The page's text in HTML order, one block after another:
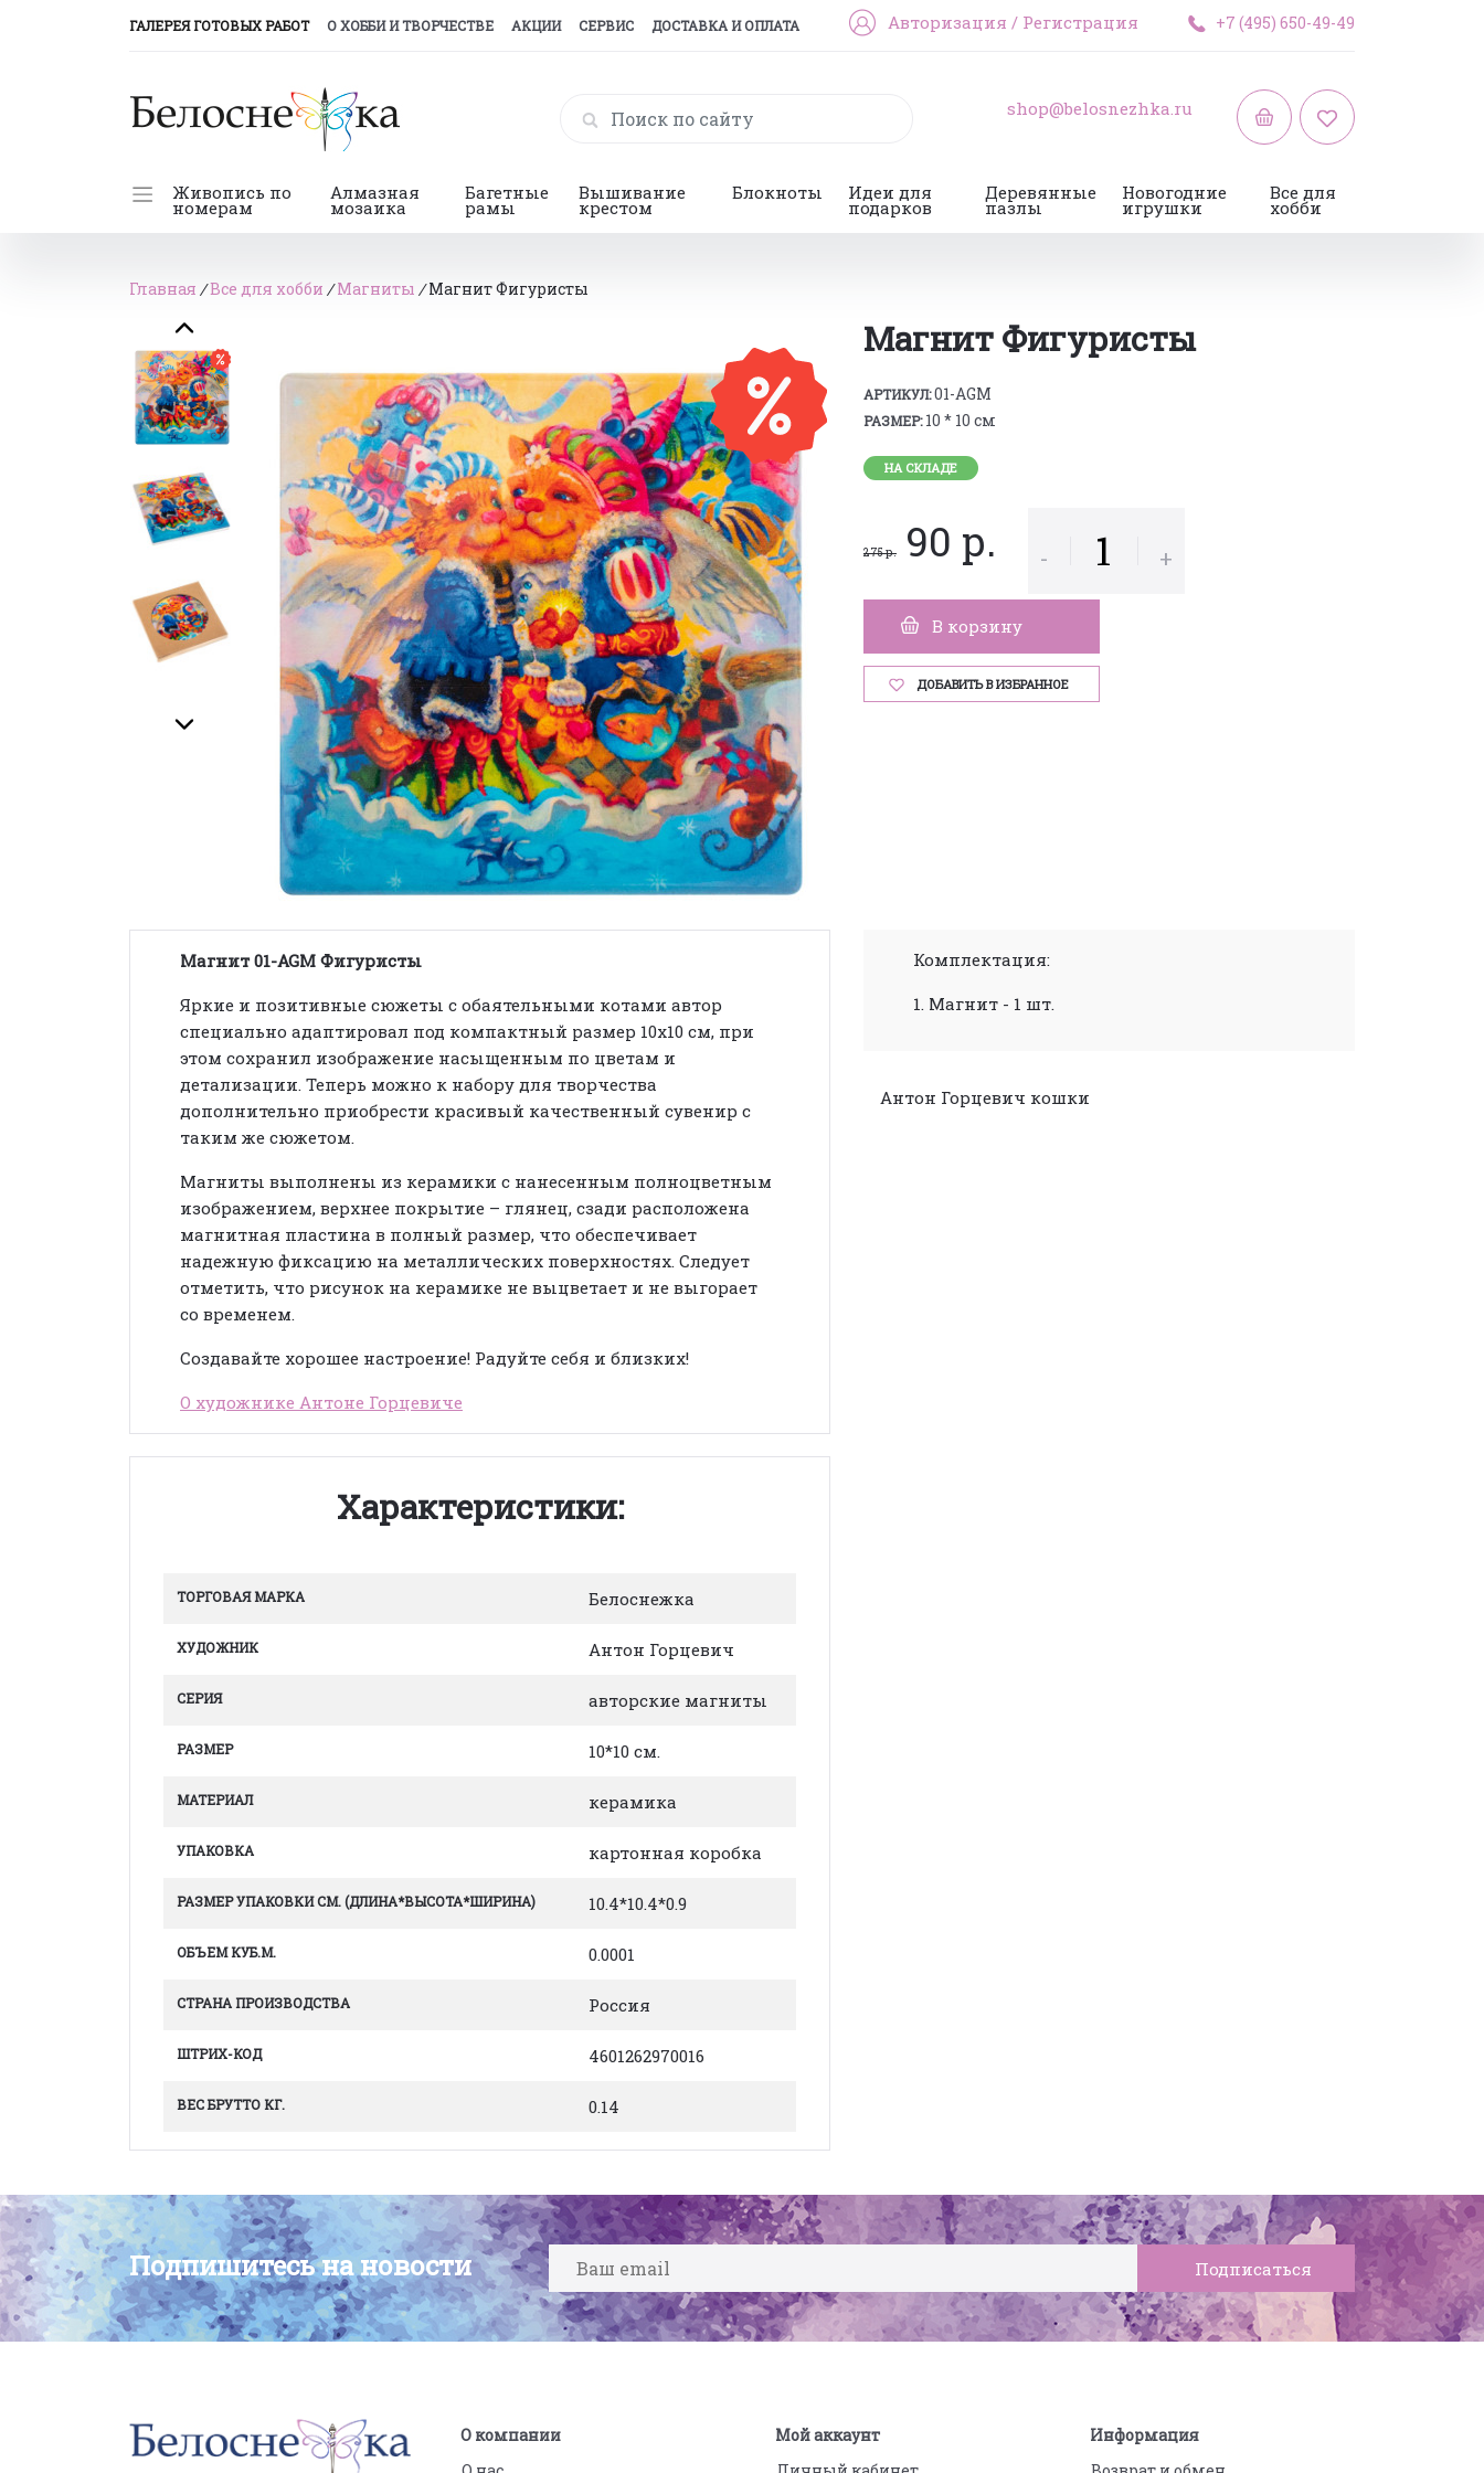
ГАЛЕРЕЯ ГОТОВЫХ РАБОТ(CURRENT)
О ХОББИ И ТВОРЧЕСТВЕ АКЦИИ СЕРВИС ДОСТАВКА И ОПЛАТА Авторизация / Регистрация +7 (495) 650-49-49
shop@belosnezhka.ru
Живопись по
номерам
Алмазная
мозаика
Багетные
рамы
Вышивание
крестом
Блокноты Идеи для
подарков
Деревянные
пазлы
Новогодние
игрушки
Все для
хобби
Главная /Все для хобби /Магниты /Магнит Фигуристы
Магнит Фигуристы
АРТИКУЛ:01-AGM
РАЗМЕР:10 * 10 см
НА СКЛАДЕ
275 р. 90 р. - +
В корзину
ДОБАВИТЬ В ИЗБРАННОЕ
Магнит01-AGM Фигуристы
Яркие и позитивные сюжеты с обаятельными котами автор
специально адаптировал под компактный размер 10х10 см, при
этом сохранил изображение насыщенным по цветам и
детализации. Теперь можно к набору для творчества
дополнительно приобрести красивый качественный сувенир с
таким же сюжетом.
Магниты выполнены из керамики с нанесенным полноцветным
изображением, верхнее покрытие – глянец, сзади расположена
магнитная пластина в полный размер, что обеспечивает
надежную фиксацию на металлических поверхностях. Следует
отметить, что рисунок на керамике не выцветает и не выгорает
со временем.
Создавайте хорошее настроение! Радуйте себя и близких!
О художнике Антоне Горцевиче
Характеристики:
ТОРГОВАЯ МАРКА Белоснежка
ХУДОЖНИК Антон Горцевич
СЕРИЯ авторские магниты
РАЗМЕР 10*10 см.
МАТЕРИАЛ керамика
УПАКОВКА картонная коробка
РАЗМЕР УПАКОВКИ СМ. (ДЛИНА*ВЫСОТА*ШИРИНА) 10.4*10.4*0.9
ОБЪЕМ КУБ.М. 0.0001
СТРАНА ПРОИЗВОДСТВА Россия
ШТРИХ-КОД 4601262970016
ВЕС БРУТТО КГ. 0.14
Комплектация:
1. Магнит - 1 шт.
Антон Горцевич кошки
Подпишитесь на новости
О компании
Мой аккаунт
Информация